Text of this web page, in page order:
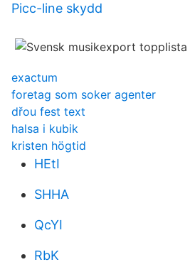
Picc-line skydd
exactum
foretag som soker agenter
dřou fest text
halsa i kubik
kristen högtid
HEtI
SHHA
QcYI
RbK